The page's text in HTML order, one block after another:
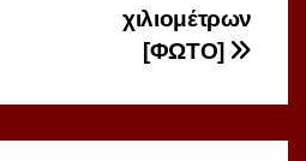
χιλιομέτρων
[ΦΩΤΟ]